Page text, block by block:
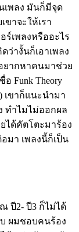
เพลง มันก็มีจุด
าจะให้เรา
ร์เพลงหรืออะไร
ว่างั้นก็เอาเพลง
ยากหาคนมาช่วย
Funk Theory
เขาก็แนะนำมา
ทำไมไม่ออกผล
ได้คัตโตะมาร้อง
มา เพลงนี้ก็เป็น
ปี2- ปี3 ก็ไม่ได้
ผมชอบคนร้อง